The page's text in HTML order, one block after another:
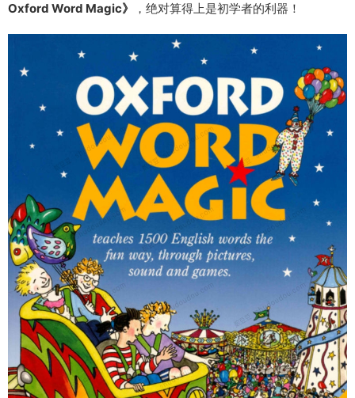
Oxford Word Magic》
，绝对算得上是初学者的利器！